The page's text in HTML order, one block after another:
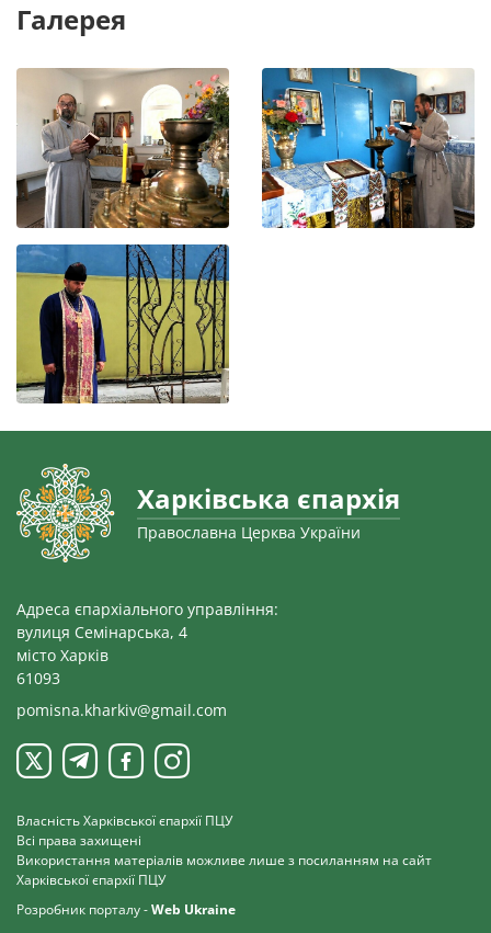
Галерея
Харківська єпархія
Православна Церква України
Адреса єпархіального управління:
вулиця Семінарська, 4
місто Харків
61093
pomisna.kharkiv@gmail.com
Власність Харківської єпархії ПЦУ
Всі права захищені
Використання матеріалів можливе лише з посиланням на сайт
Харківської єпархії ПЦУ
Розробник порталу -Web Ukraine